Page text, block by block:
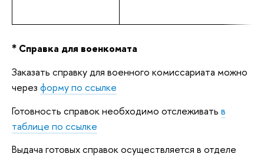
* Справка для военкомата
Заказать справку для военного комиссариата можно
через форму по ссылке
Готовность справок необходимо отслеживать
таблице по ссылке
ыдача готовых справок осуществляется в отделе